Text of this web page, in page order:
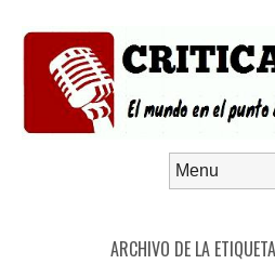
ARCHIVO DE LA